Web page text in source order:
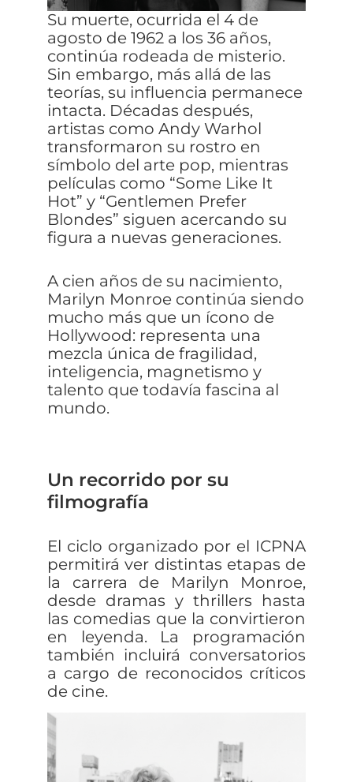
Su muerte, ocurrida el 4 de
agosto de 1962 a los 36 años,
continúa rodeada de misterio.
Sin embargo, más allá de las
teorías, su influencia permanece
intacta. Décadas después,
artistas como Andy Warhol
transformaron su rostro en
símbolo del arte pop, mientras
películas como “Some Like It
Hot” y “Gentlemen Prefer
Blondes” siguen acercando su
figura a nuevas generaciones.
A cien años de su nacimiento,
Marilyn Monroe continúa siendo
mucho más que un ícono de
Hollywood: representa una
mezcla única de fragilidad,
inteligencia, magnetismo y
talento que todavía fascina al
mundo.
Un recorrido por su
filmografía
El ciclo organizado por el ICPNA
permitirá ver distintas etapas de
la carrera de Marilyn Monroe,
desde dramas y thrillers hasta
las comedias que la convirtieron
en leyenda. La programación
también incluirá conversatorios
a cargo de reconocidos críticos
de cine.